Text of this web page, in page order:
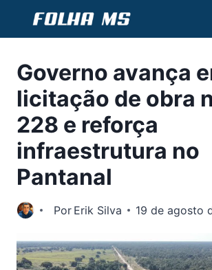
Conteúdo
Governo avança
licitação de obra
228 e reforça
infraestrutura no
Pantanal
Por Erik Silva 19 de agosto